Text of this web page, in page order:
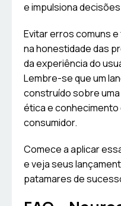
e impulsiona
Evitar erros comuns
na honestidade das
da experiência do
Lembre-se que um
construído sobre
ética e
consumidor.
Comece a aplicar
e veja seus
patamares de